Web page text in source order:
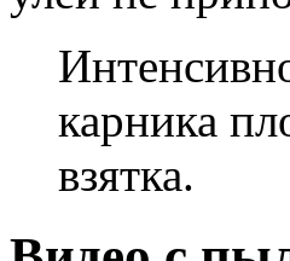
карника
взятка.